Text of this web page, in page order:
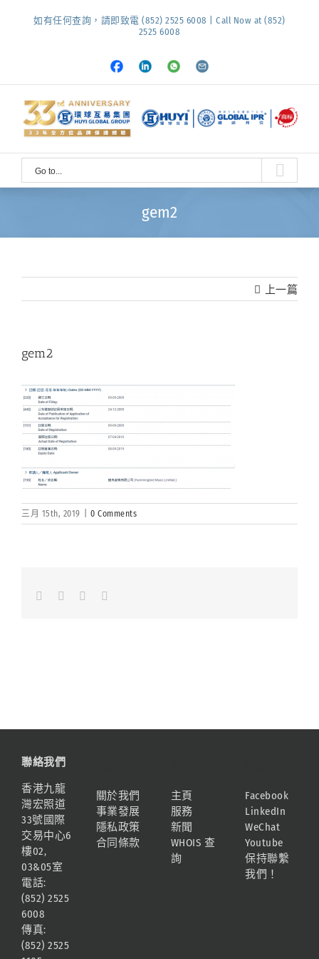
如有任何查詢，請即致電 (852) 2525 6008 | Call Now at (852)
2525 6008
Facebook
LinkedInWhatsapp
Email
Go to...
gem2
上一篇
gem2
三月 15th, 2019 0 Comments
FacebookLinkedInWhatsapp
聯絡我們
香港九龍
灣宏照道
33號國際
交易中心6
樓02,
03&05室
電話:
(852) 2525
6008
傳真:
(852) 2525
關於我們
事業發展
隱私政策
合同條款
主頁
服務
新聞
WHOIS 查
詢
Facebook
LinkedIn
WeChat
Youtube
保持聯繫
我們！